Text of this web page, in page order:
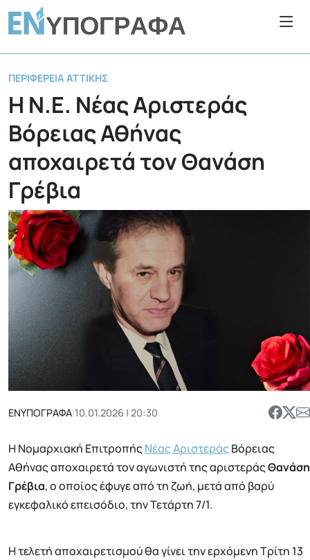
ΠΕΡΙΦΈΡΕΙΑ ΑΤΤΙΚΉΣ
Η Ν.Ε. Νέας Αριστεράς
Βόρειας Αθήνας
αποχαιρετά τον Θανάση
Γρέβια
ΕΝΥΠΟΓΡΑΦΑ|10.01.2026 | 20:30
Η Νομαρχιακή ΕπιτροπήςΝέας ΑριστεράςΒόρειας
Αθήναςαποχαιρετά τον αγωνιστή της αριστεράςΘανάση
Γρέβια, ο οποίος έφυγε από τη ζωή, μετά από βαρύ
εγκεφαλικό επεισόδιο, την Τετάρτη 7/1.
Η τελετή αποχαιρετισμού θα γίνει την ερχόμενη Τρίτη 13